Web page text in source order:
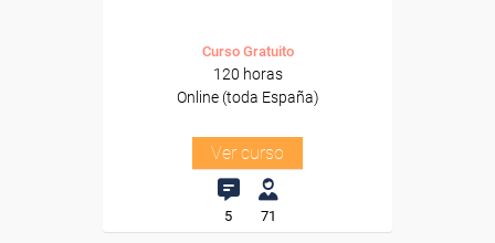
Curso Gratuito
120 horas
Online (toda España)
Ver curso
5 71